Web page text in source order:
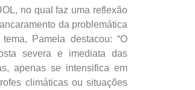
no qual faz uma reflexão
da problemática
Pamela destacou: “O
severa e imediata das
apenas se intensifica em
climáticas ou situações